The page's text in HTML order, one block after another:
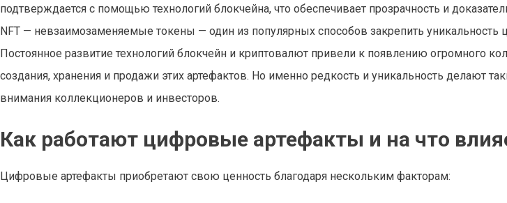
подтверждается с помощью технологий блокчейна, что обеспечивает прозрачность и
NFT — невзаимозаменяемые токены — один из популярных способов закрепить уникальность
Постоянное развитие технологий блокчейн и криптовалют привели к появлению огромного
создания, хранения и продажи этих артефактов. Но именно редкость и уникальность делают
внимания коллекционеров и инвесторов.
Как работают цифровые артефакты и на что
Цифровые артефакты приобретают свою ценность благодаря нескольким факторам: